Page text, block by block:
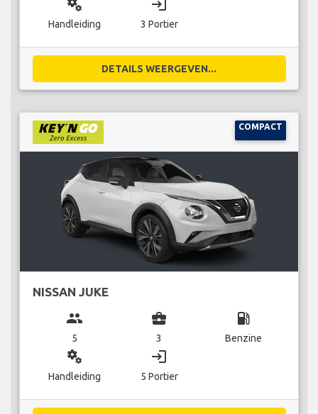
miscellaneous_services
Handleiding
login
3 Portier
DETAILS WEERGEVEN...
COMPACT
NISSAN JUKE
group
5
business_center
3
local_gas_station
Benzine
miscellaneous_services
Handleiding
login
5 Portier